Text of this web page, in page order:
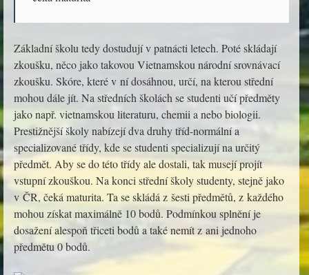
Základní školu tedy dostudují v patnácti letech. Poté skládají
zkoušku, něco jako takovou Vietnamskou národní srovnávací
zkoušku. Skóre, které v ní dosáhnou, určí, na kterou střední
mohou dále jít. Na středních školách se studenti učí předměty
jako např. vietnamskou literaturu, chemii a nebo biologii.
Prestižnější školy nabízejí dva druhy tříd-normální a
specializované třídy, kde se studenti specializují na určitý
předmět. Aby se do této třídy ale dostali, tak musejí projít
vstupní zkouškou. Na konci střední školy studenty, stejně jako
v ČR, čeká maturita. Ta se skládá z šesti předmětů, z každého
mohou získat maximálně 10 bodů. Podmínkou splnění je
dosažení alespoň třiceti bodů a také nemít z ani jednoho
předmětu 0 bodů.